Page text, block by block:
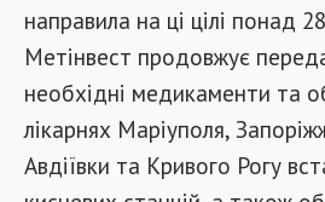
направила на ці цілі понад
Метінвест продовжує
необхідні медикаменти та
лікарнях Маріуполя,
Авдіївки та Кривого Рогу